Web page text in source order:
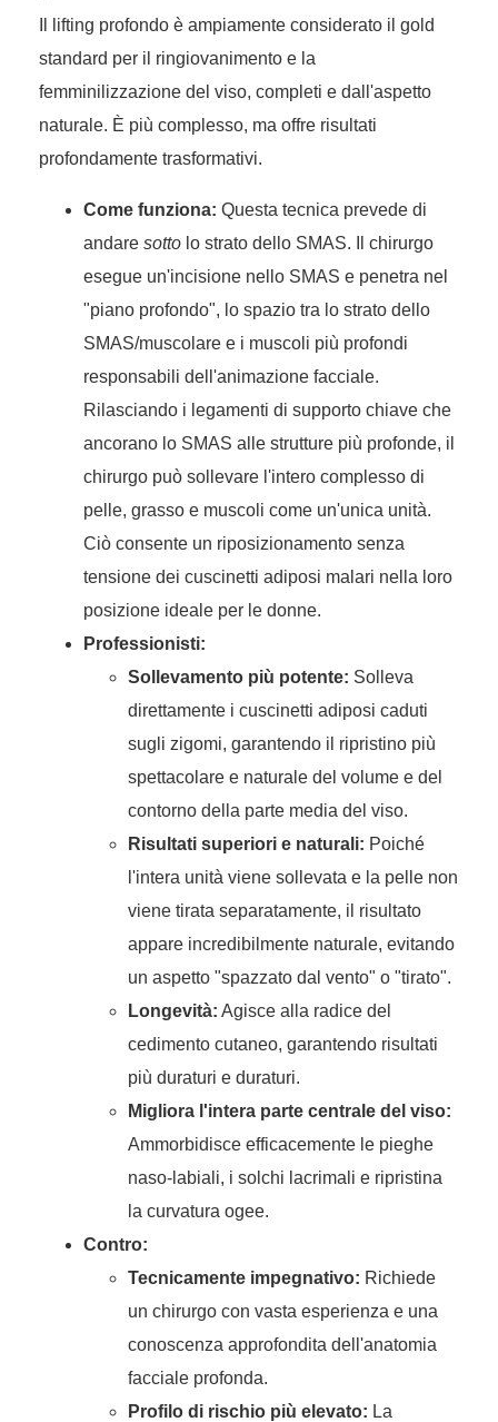
Il lifting profondo è ampiamente considerato il gold
standard per il ringiovanimento e la
femminilizzazione del viso, completi e dall'aspetto
naturale. È più complesso, ma offre risultati
profondamente trasformativi.
Come funziona: Questa tecnica prevede di
andare sotto lo strato dello SMAS. Il chirurgo
esegue un'incisione nello SMAS e penetra nel
"piano profondo", lo spazio tra lo strato dello
SMAS/muscolare e i muscoli più profondi
responsabili dell'animazione facciale.
Rilasciando i legamenti di supporto chiave che
ancorano lo SMAS alle strutture più profonde, il
chirurgo può sollevare l'intero complesso di
pelle, grasso e muscoli come un'unica unità.
Ciò consente un riposizionamento senza
tensione dei cuscinetti adiposi malari nella loro
posizione ideale per le donne.
Professionisti:
Sollevamento più potente: Solleva
direttamente i cuscinetti adiposi caduti
sugli zigomi, garantendo il ripristino più
spettacolare e naturale del volume e del
contorno della parte media del viso.
Risultati superiori e naturali: Poiché
l'intera unità viene sollevata e la pelle non
viene tirata separatamente, il risultato
appare incredibilmente naturale, evitando
un aspetto "spazzato dal vento" o "tirato".
Longevità: Agisce alla radice del
cedimento cutaneo, garantendo risultati
più duraturi e duraturi.
Migliora l'intera parte centrale del viso:
Ammorbidisce efficacemente le pieghe
naso-labiali, i solchi lacrimali e ripristina
la curvatura ogee.
Contro:
Tecnicamente impegnativo: Richiede
un chirurgo con vasta esperienza e una
conoscenza approfondita dell'anatomia
facciale profonda.
Profilo di rischio più elevato: La